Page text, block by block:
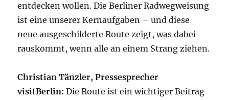
entdecken wollen. Die Berliner Radwegweisung
ist eine unserer Kernaufgaben – und diese
neue ausgeschilderte Route zeigt, was dabei
rauskommt, wenn alle an einem Strang ziehen.
Christian Tänzler, Pressesprecher
visitBerlin: Die Route ist ein wichtiger Beitrag